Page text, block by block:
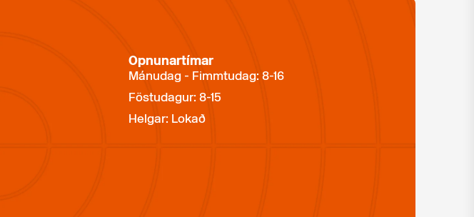
Opnunartímar
Mánudag - Fimmtudag: 8-16
Föstudagur: 8-15
Helgar: Lokað